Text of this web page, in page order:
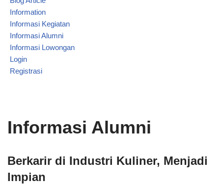
Information
Informasi Kegiatan
Informasi Alumni
Informasi Lowongan
Login
Registrasi
Informasi Alumni
Berkarir di Industri Kuliner, Menjadi
Impian